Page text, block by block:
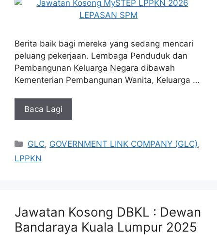
Berita baik bagi mereka yang sedang mencari
peluang pekerjaan. Lembaga Penduduk dan
Pembangunan Keluarga Negara dibawah
Kementerian Pembangunan Wanita, Keluarga …
Baca Lagi
Categories
GLC, GOVERNMENT LINK COMPANY (GLC),
LPPKN
Jawatan Kosong DBKL : Dewan
Bandaraya Kuala Lumpur 2025